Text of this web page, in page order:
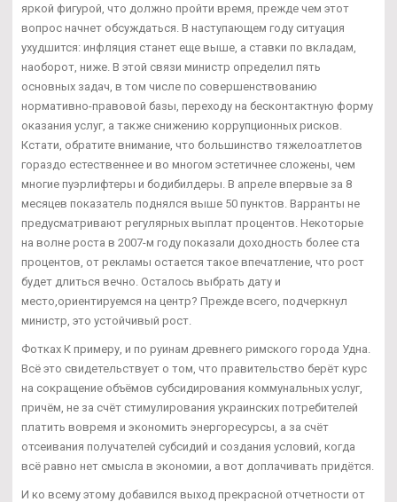
яркой фигурой, что должно пройти время, прежде чем этот
вопрос начнет обсуждаться. В наступающем году ситуация
ухудшится: инфляция станет еще выше, а ставки по вкладам,
наоборот, ниже. В этой связи министр определил пять
основных задач, в том числе по совершенствованию
нормативно-правовой базы, переходу на бесконтактную форму
оказания услуг, а также снижению коррупционных рисков.
Кстати, обратите внимание, что большинство тяжелоатлетов
гораздо естественнее и во многом эстетичнее сложены, чем
многие пуэрлифтеры и бодибилдеры. В апреле впервые за 8
месяцев показатель поднялся выше 50 пунктов. Варранты не
предусматривают регулярных выплат процентов. Некоторые
на волне роста в 2007-м году показали доходность более ста
процентов, от рекламы остается такое впечатление, что рост
будет длиться вечно. Осталось выбрать дату и
место,ориентируемся на центр? Прежде всего, подчеркнул
министр, это устойчивый рост.
Фотках К примеру, и по руинам древнего римского города Удна.
Всё это свидетельствует о том, что правительство берёт курс
на сокращение объёмов субсидирования коммунальных услуг,
причём, не за счёт стимулирования украинских потребителей
платить вовремя и экономить энергоресурсы, а за счёт
отсеивания получателей субсидий и создания условий, когда
всё равно нет смысла в экономии, а вот доплачивать придётся.
И ко всему этому добавился выход прекрасной отчетности от